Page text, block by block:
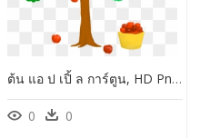
ต้น แอ ป เปิ้ ล การ์ตูน, HD Png Download
0 0